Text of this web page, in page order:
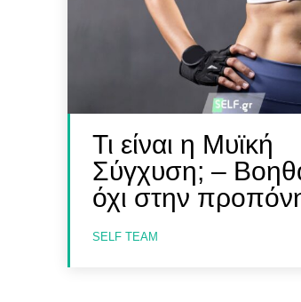
Τι είναι η Μυϊκή
Σύγχυση; –
όχι στην
SELF TEAM